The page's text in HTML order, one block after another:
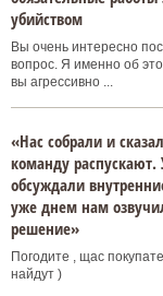
убийством
Вы очень интересно
вопрос. Я именно об
вы агрессивно ...
«Нас собрали и
команду
обсуждали
уже днем нам
решение»
Погодите , щас
найдут )